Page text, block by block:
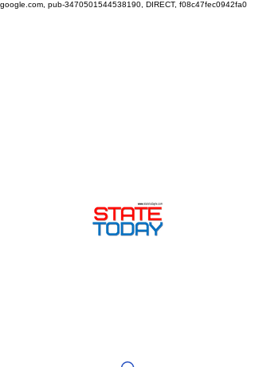
google.com, pub-3470501544538190, DIRECT, f08c47fec0942fa0